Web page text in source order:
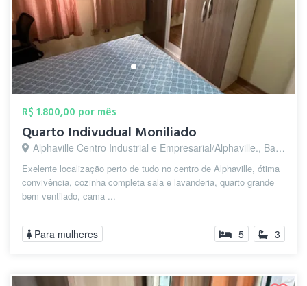
R$ 1.800,00 por mês
Quarto Indivudual Moniliado
Alphaville Centro Industrial e Empresarial/Alphaville., Barueri - SP
Exelente localização perto de tudo no centro de Alphaville, ótima
convivência, cozinha completa sala e lavanderia, quarto grande
bem ventilado, cama ...
Para mulheres 5 3